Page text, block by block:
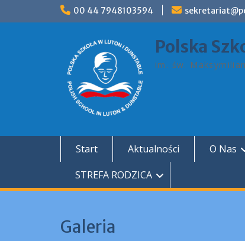
00 44 7948103594
Polska
im. św.
Start Aktualności O Nas
STREFA RODZICA
Galeria